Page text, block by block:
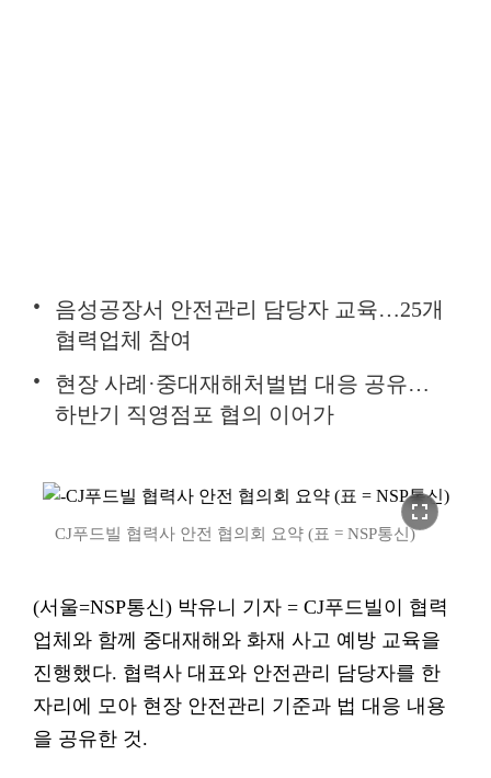
음성공장서 안전관리 담당자 교육…25개
협력업체 참여
현장 사례·중대재해처벌법 대응 공유…
하반기 직영점포 협의 이어가
fullscreen
CJ푸드빌 협력사 안전 협의회 요약 (표 = NSP통신)
(서울=NSP통신) 박유니 기자 = CJ푸드빌이 협력
업체와 함께 중대재해와 화재 사고 예방 교육을
진행했다. 협력사 대표와 안전관리 담당자를 한
자리에 모아 현장 안전관리 기준과 법 대응 내용
을 공유한 것.